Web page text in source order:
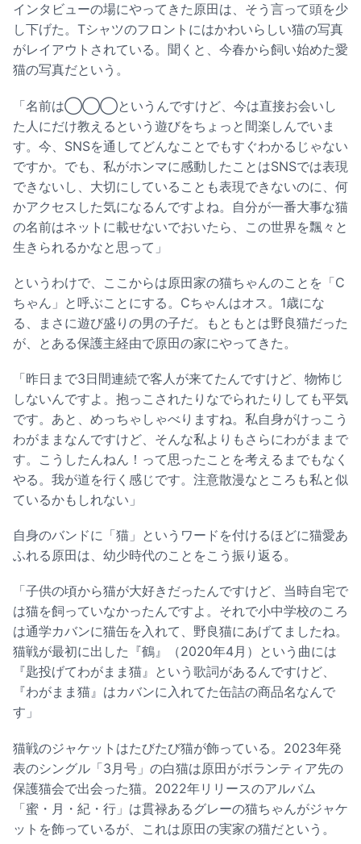
インタビューの場にやってきた原田は、そう言って頭を少
し下げた。Tシャツのフロントにはかわいらしい猫の写真
がレイアウトされている。聞くと、今春から飼い始めた愛
猫の写真だという。
「名前は◯◯◯というんですけど、今は直接お会いし
た人にだけ教えるという遊びをちょっと間楽しんでいま
す。今、SNSを通してどんなことでもすぐわかるじゃない
ですか。でも、私がホンマに感動したことはSNSでは表現
できないし、大切にしていることも表現できないのに、何
かアクセスした気になるんですよね。自分が一番大事な猫
の名前はネットに載せないでおいたら、この世界を飄々と
生きられるかなと思って」
というわけで、ここからは原田家の猫ちゃんのことを「C
ちゃん」と呼ぶことにする。Cちゃんはオス。1歳にな
る、まさに遊び盛りの男の子だ。もともとは野良猫だった
が、とある保護主経由で原田の家にやってきた。
「昨日まで3日間連続で客人が来てたんですけど、物怖じ
しないんですよ。抱っこされたりなでられたりしても平気
です。あと、めっちゃしゃべりますね。私自身がけっこう
わがままなんですけど、そんな私よりもさらにわがままで
す。こうしたんねん！って思ったことを考えるまでもなく
やる。我が道を行く感じです。注意散漫なところも私と似
ているかもしれない」
自身のバンドに「猫」というワードを付けるほどに猫愛あ
ふれる原田は、幼少時代のことをこう振り返る。
「子供の頃から猫が大好きだったんですけど、当時自宅で
は猫を飼っていなかったんですよ。それで小中学校のころ
は通学カバンに猫缶を入れて、野良猫にあげてましたね。
猫戦が最初に出した『鶴』（2020年4月）という曲には
『匙投げてわがまま猫』という歌詞があるんですけど、
『わがまま猫』はカバンに入れてた缶詰の商品名なんで
す」
猫戦のジャケットはたびたび猫が飾っている。2023年発
表のシングル「3月号」の白猫は原田がボランティア先の
保護猫会で出会った猫。2022年リリースのアルバム
「蜜・月・紀・行」は貫禄あるグレーの猫ちゃんがジャケ
ットを飾っているが、これは原田の実家の猫だという。